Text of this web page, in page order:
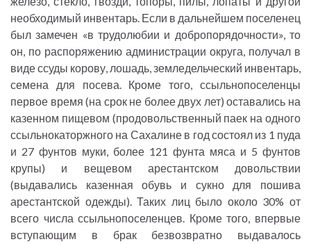
необходимый инвентарь. Если в дальнейшем поселенец
был замечен «в трудолюбии и добропорядочности», то
он, по распоряжению администрации округа, получал в
виде ссуды корову, лошадь, земледельческий инвентарь,
семена для посева. Кроме того, ссыльнопоселенцы
первое время (на срок не более двух лет) оставались на
казенном пищевом (продовольственный паек на одного
ссыльнокаторжного на Сахалине в год состоял из 1 пуда
и 27 фунтов муки, более 121 фунта мяса и 5 фунтов
крупы) и вещевом арестантском довольствии
(выдавались казенная обувь и сукно для пошива
арестантской одежды). Таких лиц было около 30% от
всего числа ссыльнопоселенцев. Кроме того, впервые
вступающим в брак безвозвратно выдавалось